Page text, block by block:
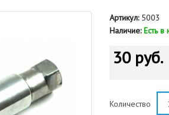
Артикул:5003
Наличие: Есть в
30 руб.
Количество